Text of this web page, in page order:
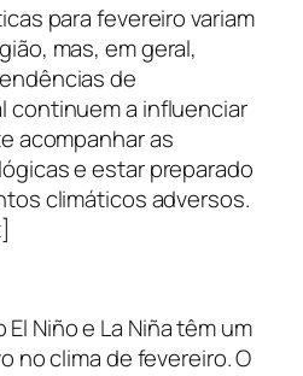
para fevereiro variam
mas, em geral,
de
continuem a influenciar
acompanhar as
e estar preparado
climáticos adversos.
Niño e La Niña têm um
no clima de fevereiro. O